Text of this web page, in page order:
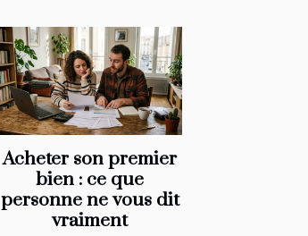
Acheter son premier
bien : ce que
personne ne vous dit
vraiment